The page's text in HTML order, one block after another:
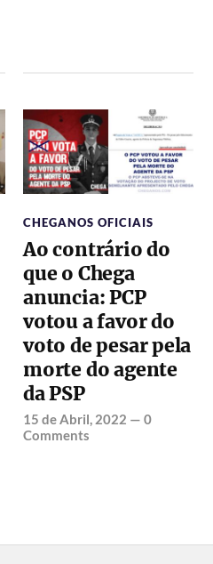
CHEGANOS OFICIAIS
Ao contrário do
que o Chega
anuncia: PCP
votou a favor do
voto de pesar pela
morte do agente
da PSP
15 de Abril, 2022 —0
Comments